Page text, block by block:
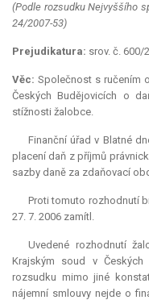
(Podle rozsudku Nejvyššího
24/2007-53)
Prejudikatura: srov. č. 600/
Věc: Společnost s ručením
Českých Budějovicích o
stížnosti žalobce.
Finanční úřad v Blatné
placení daň z příjmů
sazby daně za zdaňovací
Proti tomuto rozhodnutí
27. 7. 2006 zamítl.
Uvedené rozhodnutí
Krajským soud v
rozsudku mimo jiné
nájemní smlouvy nejde o